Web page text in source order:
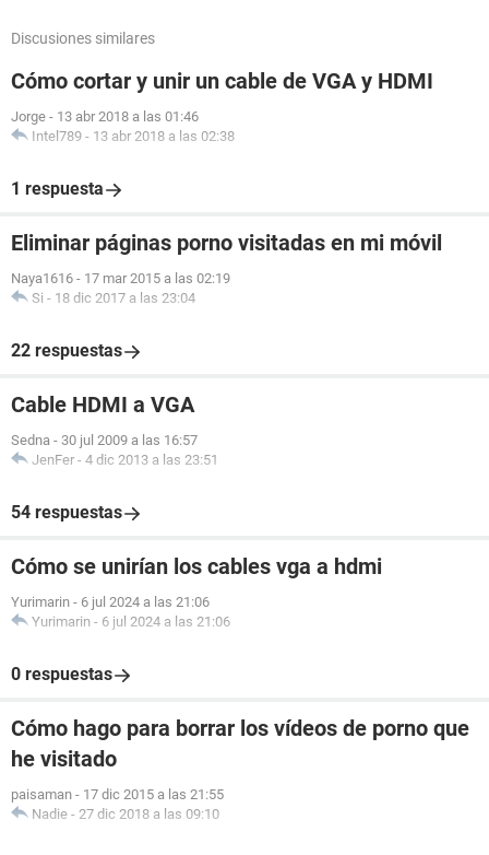
Discusiones similares
Cómo cortar y unir un cable de VGA y HDMI
Jorge - 13 abr 2018 a las 01:46
Intel789 - 13 abr 2018 a las 02:38
1 respuesta
Eliminar páginas porno visitadas en mi móvil
Naya1616 - 17 mar 2015 a las 02:19
Si - 18 dic 2017 a las 23:04
22 respuestas
Cable HDMI a VGA
Sedna - 30 jul 2009 a las 16:57
JenFer - 4 dic 2013 a las 23:51
54 respuestas
Cómo se unirían los cables vga a hdmi
Yurimarin - 6 jul 2024 a las 21:06
Yurimarin - 6 jul 2024 a las 21:06
0 respuestas
Cómo hago para borrar los vídeos de porno que
he visitado
paisaman - 17 dic 2015 a las 21:55
Nadie - 27 dic 2018 a las 09:10